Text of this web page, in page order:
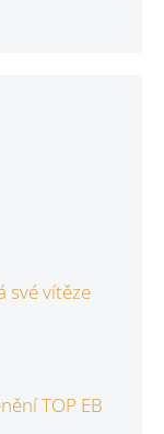
své vítěze
TOP EB